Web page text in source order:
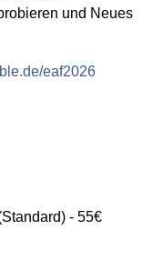
und Neues
eaf2026
- 55€